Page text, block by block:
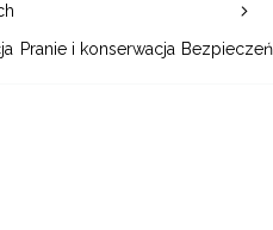
Pranie i konserwacja